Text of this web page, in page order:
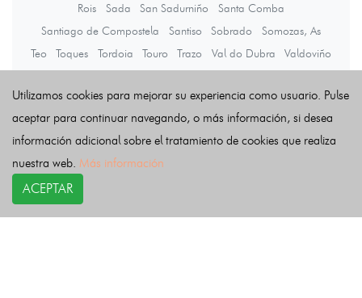
Rois
Sada San Sadurniño
Santa Comba
Santiago de Compostela
Santiso Sobrado
Somozas, As
Teo
Toques Tordoia Touro Trazo Val do Dubra
Valdoviño
Últimas noticias
Utilizamos cookies para mejorar su experiencia como usuario. Pulse
aceptar para continuar navegando, o más información, si desea
información adicional sobre el tratamiento de cookies que realiza
nuestra web. Más información
ACEPTAR